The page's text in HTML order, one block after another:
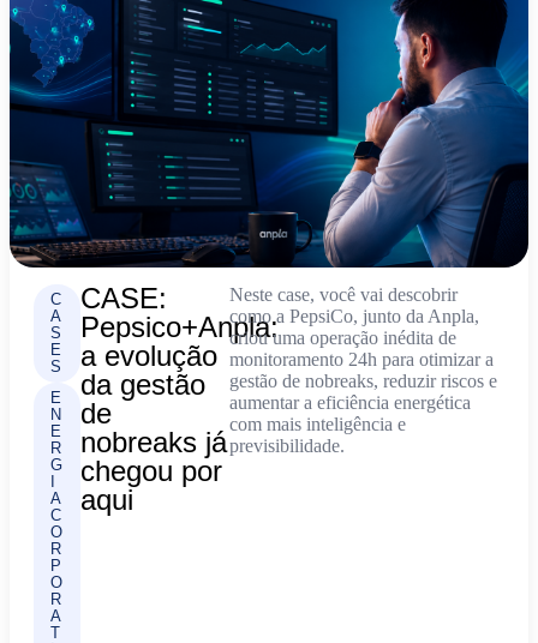
C
A
S
E
S
E
N
E
R
G
A
C
O
R
P
O
R
A
T
CASE:
Pepsico+Anpla:
a evolução
da gestão
de
nobreaks já
chegou por
aqui
Neste case, você vai descobrir
como a PepsiCo, junto da Anpla,
criou uma operação inédita de
monitoramento 24h para otimizar a
gestão de nobreaks, reduzir riscos e
aumentar a eficiência energética
com mais inteligência e
previsibilidade.